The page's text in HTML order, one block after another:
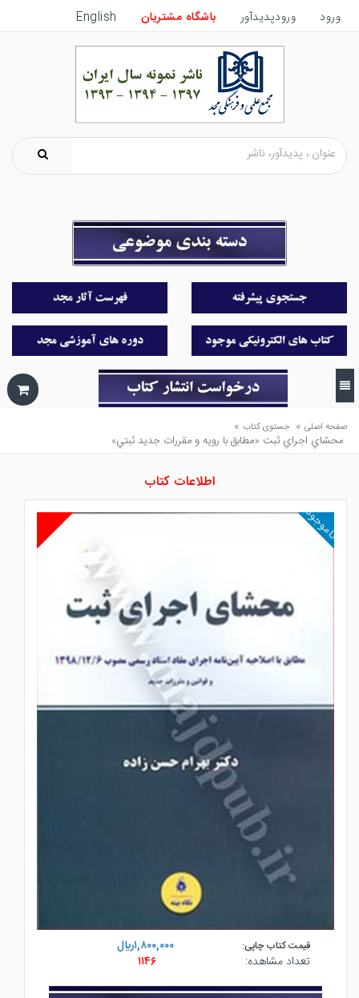
ورود ورودپدیدآور باشگاه مشتریان English
صفحه اصلی » جستوی کتاب »
محشاي اجراي ثبت «مطابق با رويه و مقررات جديد ثبتي»
اطلاعات کتاب
ناموجود
قیمت کتاب چاپی:
۱,۸۰۰,۰۰۰ريال
تعداد مشاهده:
۱۱۴۶